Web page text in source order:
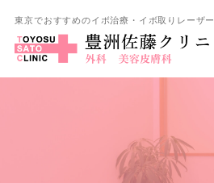
東京でおすすめのイボ治療・イボ取りレーザー